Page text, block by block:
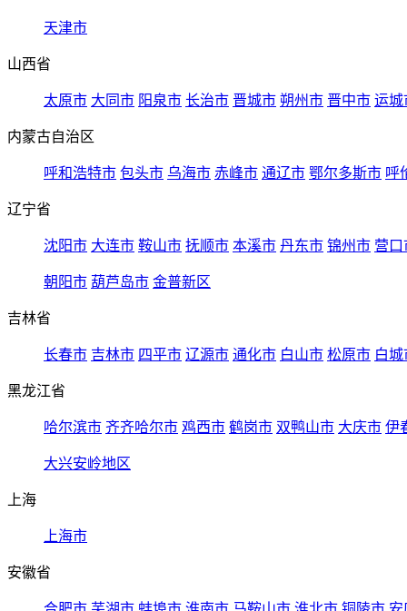
天津市
山西省
太原市 大同市 阳泉市 长治市 晋城市 朔州市 晋中市 运城
内蒙古自治区
呼和浩特市 包头市 乌海市 赤峰市 通辽市 鄂尔多斯市 呼
辽宁省
沈阳市 大连市 鞍山市 抚顺市 本溪市 丹东市 锦州市 营口
朝阳市 葫芦岛市 金普新区
吉林省
长春市 吉林市 四平市 辽源市 通化市 白山市 松原市 白城
黑龙江省
哈尔滨市 齐齐哈尔市 鸡西市 鹤岗市 双鸭山市 大庆市 伊
大兴安岭地区
上海
上海市
安徽省